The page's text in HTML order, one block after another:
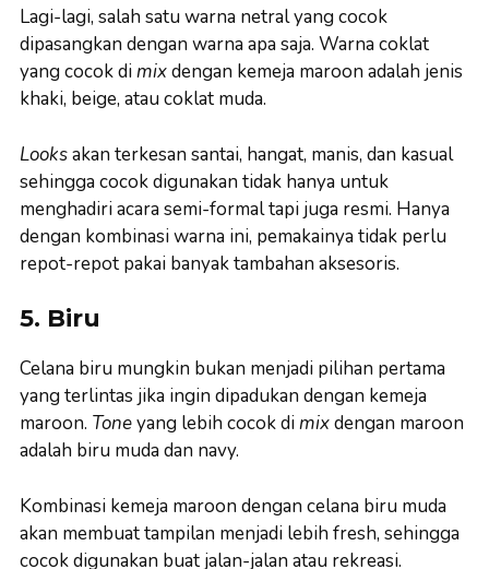
Lagi-lagi, salah satu warna netral yang cocok
dipasangkan dengan warna apa saja. Warna coklat
yang cocok dimixdengan kemeja maroon adalah jenis
khaki, beige, atau coklat muda.
Looksakan terkesan santai, hangat, manis, dan kasual
sehingga cocok digunakan tidak hanya untuk
menghadiri acara semi-formal tapi juga resmi. Hanya
dengan kombinasi warna ini, pemakainya tidak perlu
repot-repot pakai banyak tambahan aksesoris.
5. Biru
Celana biru mungkin bukan menjadi pilihan pertama
yang terlintas jika ingin dipadukan dengan kemeja
maroon. Toneyang lebih cocok dimixdengan maroon
adalah biru muda dan navy.
Kombinasi kemeja maroon dengan celana biru muda
akan membuat tampilan menjadi lebih fresh, sehingga
cocok digunakan buat jalan-jalan atau rekreasi.